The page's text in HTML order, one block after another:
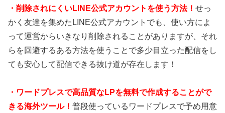
・ 削除されにくいLINE公式アカウントを使う方法！ せっ
かく友達を集めたLINE公式アカウントでも、使い方によ
って運営からいきなり削除されることがありますが、それ
らを回避するある方法を使うことで多少目立った配信をし
ても安心して配信できる抜け道が存在します！
・ ワードプレスで高品質なLPを無料で作成することがで
きる海外ツール！ 普段使っているワードプレスで予め用意